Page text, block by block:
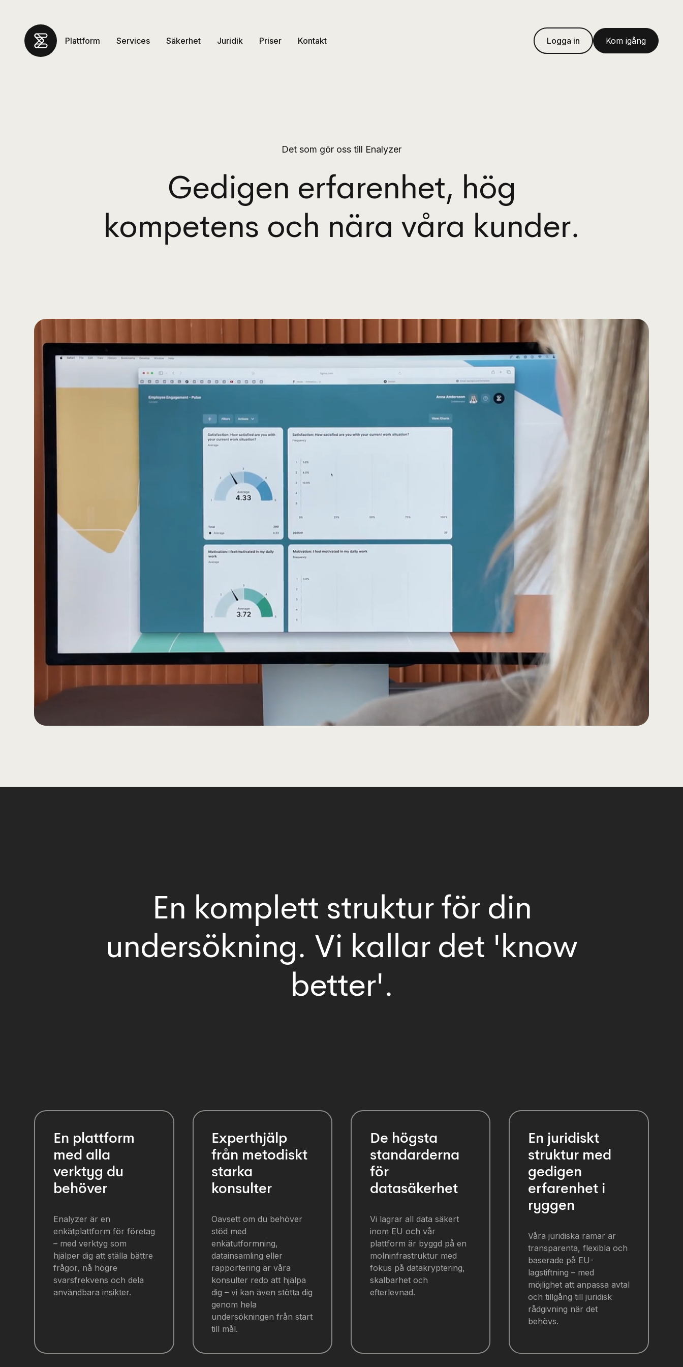
Plattform Services Säkerhet Juridik Priser Kontakt Logga in Kom igång
Det som gör oss till Enalyzer
Gedigen erfarenhet, hög
kompetens och nära våra kunder.
En komplett struktur för din
undersökning. Vi kallar det 'know
better'.
En plattform
med alla
verktyg du
behöver
Enalyzer är en
enkätplattform för företag
– med verktyg som
hjälper dig att ställa bättre
frågor, nå högre
svarsfrekvens och dela
användbara insikter.
Experthjälp
från metodiskt
starka
konsulter
Oavsett om du behöver
stöd med
enkätutformning,
datainsamling eller
rapportering är våra
konsulter redo att hjälpa
dig – vi kan även stötta dig
genom hela
undersökningen från start
till mål.
De högsta
standarderna
för
datasäkerhet
Vi lagrar all data säkert
inom EU och vår
plattform är byggd på en
molninfrastruktur med
fokus på datakryptering,
skalbarhet och
efterlevnad.
En juridiskt
struktur med
gedigen
erfarenhet i
ryggen
Våra juridiska ramar är
transparenta, flexibla och
baserade på EU-
lagstiftning – med
möjlighet att anpassa avtal
och tillgång till juridisk
rådgivning när det
behövs.